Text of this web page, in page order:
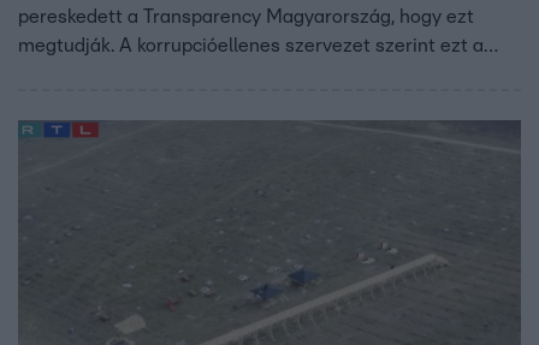
pereskedett a Transparency Magyarország, hogy ezt
megtudják. A korrupcióellenes szervezet szerint ezt a
nem árulták el az RTL-nek.